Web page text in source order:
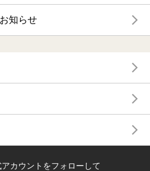
知らせ
カウントをフォローして